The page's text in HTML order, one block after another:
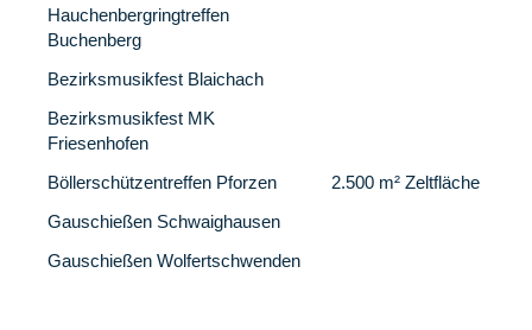
Hauchenbergringtreffen
Buchenberg
Bezirksmusikfest Blaichach
Bezirksmusikfest MK
Friesenhofen
Böllerschützentreffen Pforzen
2.500 m² Zeltfläche
Gauschießen Schwaighausen
Gauschießen Wolfertschwenden